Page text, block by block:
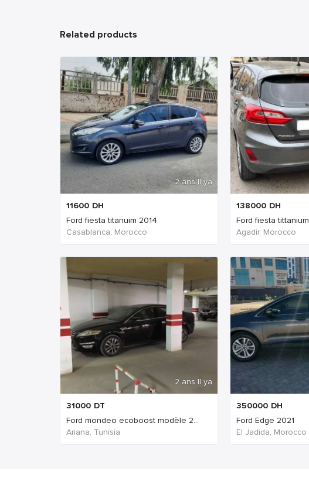
Related products
2 ans Il ya
11600 DH
Ford fiesta titanuim 2014
Casablanca, Morocco
138000 DH
Ford fiesta tittanium
Agadir, Morocco
2 ans Il ya
31000 DT
Ford mondeo ecoboost modèle 2...
Ariana, Tunisia
350000 DH
Ford Edge 2021
El Jadida, Morocco